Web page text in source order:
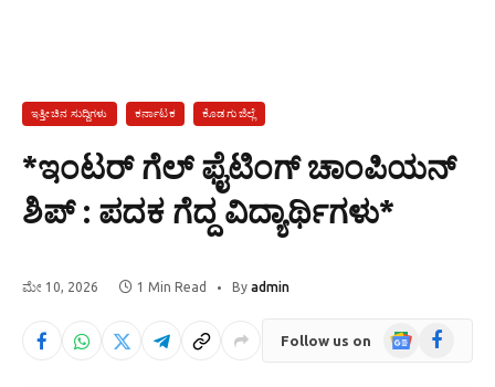
ಇತ್ತೀಚಿನ ಸುದ್ದಿಗಳು ಕರ್ನಾಟಕ ಕೊಡಗು ಜಿಲ್ಲೆ
*ಇಂಟರ್ ಗೆಲ್ ಫೈಟಿಂಗ್ ಚಾಂಪಿಯನ್
ಶಿಪ್ : ಪದಕ ಗೆದ್ದ ವಿದ್ಯಾರ್ಥಿಗಳು*
ಮೇ 10, 2026 1 Min Read By admin
Follow us on
GoogleFacebook